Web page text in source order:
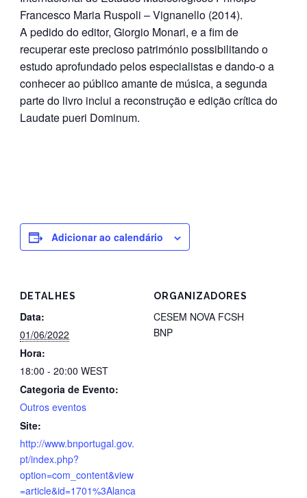
Francesco Maria Ruspoli – Vignanello (2014).
A pedido do editor, Giorgio Monari, e a fim de
recuperar este precioso património possibilitando o
estudo aprofundado pelos especialistas e dando-o a
conhecer ao público amante de música, a segunda
parte do livro inclui a reconstrução e edição crítica do
Laudate pueri Dominum.
Adicionar ao calendário
DETALHES
Data:
01/06/2022
Hora:
18:00 - 20:00 WEST
Categoria de Evento:
Outros eventos
Site:
http://www.bnportugal.gov.
pt/index.php?
option=com_content&view
=article&id=1701%3Alanca
ORGANIZADORES
CESEM NOVA FCSH
BNP